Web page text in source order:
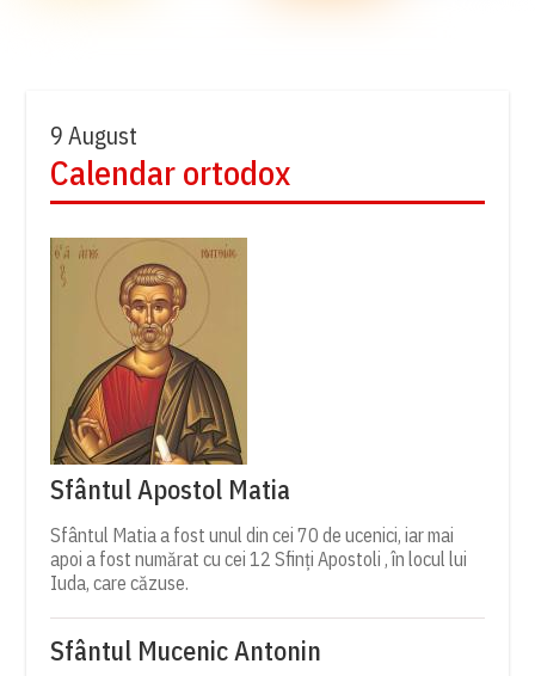
9 August
Calendar ortodox
Sfântul Apostol Matia
Sfântul Matia a fost unul din cei 70 de ucenici, iar mai
apoi a fost numărat cu cei 12 Sfinți Apostoli , în locul lui
Iuda, care căzuse.
Sfântul Mucenic Antonin